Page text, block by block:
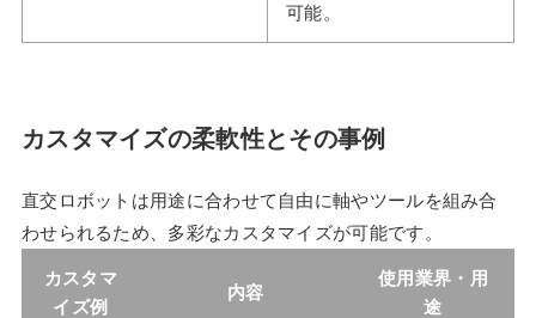
可能。
カスタマイズの柔軟性とその事例
直交ロボットは用途に合わせて自由に軸やツールを組み合
わせられるため、多彩なカスタマイズが可能です。
カスタマ
イズ例
内容
使用業界・用
途